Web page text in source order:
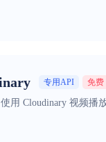
专用API 免费
使用 Cloudinary 视频播